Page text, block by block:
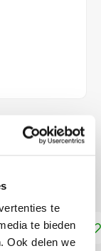
te
te bieden
Ook delen we